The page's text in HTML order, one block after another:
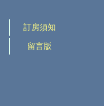
訂房須知
留言版